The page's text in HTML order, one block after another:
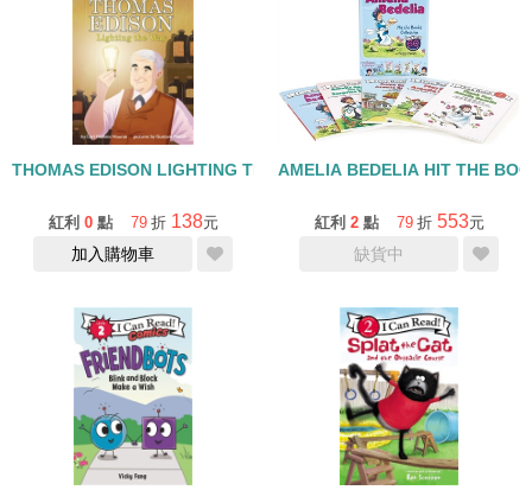
THOMAS EDISON LIGHTING THE WAY/I CAN READ LEVEL 2
紅利 0 點 79 折 138元
加入購物車
AMELIA BEDELIA HIT THE
紅利 2 點 79 折 553元
缺貨中